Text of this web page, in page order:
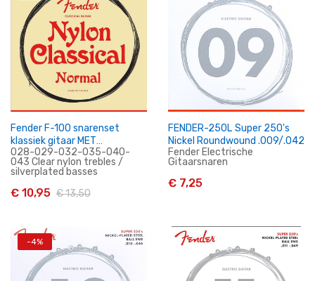
In Winkelwagen
Fender F-100 snarenset
klassiek gitaar MET
snaarwinder
028-029-032-035-040-
043 Clear nylon trebles /
silverplated basses
€ 10,95 € 13,50
In Winkelwagen
FENDER-250L Super 250's
Nickel Roundwound .009/.042
Fender Electrische
Gitaarsnaren
€ 7,25
-4%